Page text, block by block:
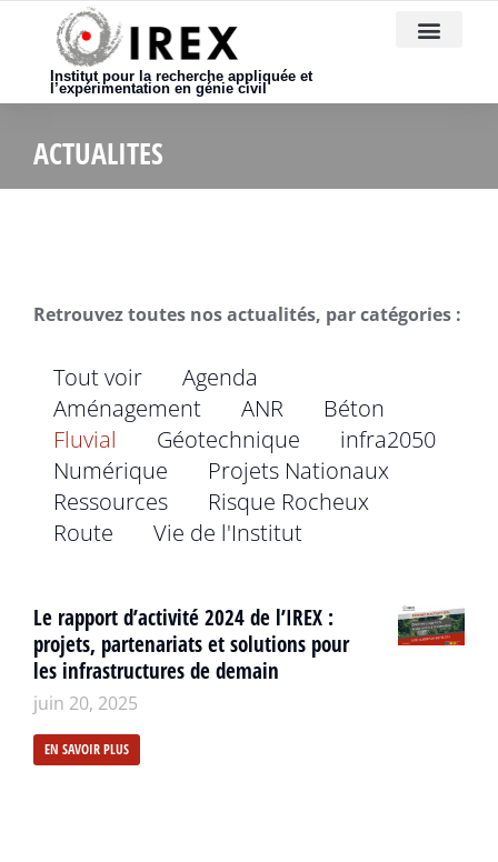
Institut pour la recherche appliquée et
l’expérimentation en génie civil
ACTUALITES
Retrouvez toutes nos actualités, par catégories :
Tout voir
Agenda
Aménagement
ANR
Béton
Fluvial
Géotechnique
infra2050
Numérique
Projets Nationaux
Ressources
Risque Rocheux
Route
Vie de l'Institut
Le rapport d’activité 2024 de l’IREX :
projets, partenariats et solutions pour
les infrastructures de demain
juin 20, 2025
EN SAVOIR PLUS